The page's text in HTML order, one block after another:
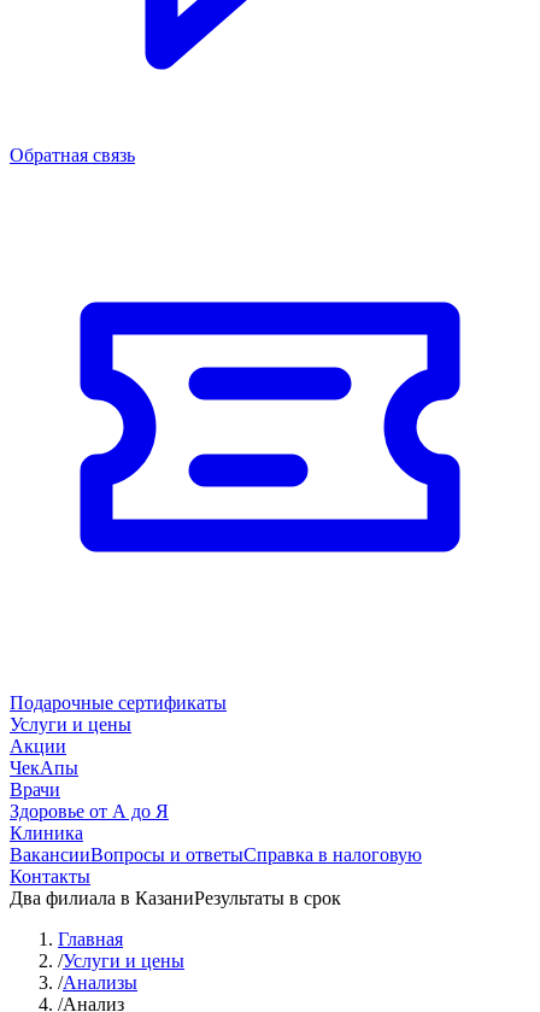
Обратная связь
Подарочные сертификаты
Услуги и цены
Акции
ЧекАпы
Врачи
Здоровье от А до Я
Клиника
ВакансииВопросы и ответыСправка в налоговую
Контакты
Два филиала в КазаниРезультаты в срок
Главная
/Услуги и цены
/Анализы
/Анализ